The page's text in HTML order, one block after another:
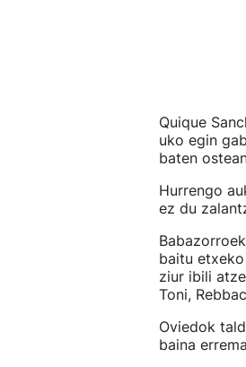
Quique
uko egin
baten
Hurrengo
ez du
baitu
ziur ibili
Toni,
Oviedok
baina